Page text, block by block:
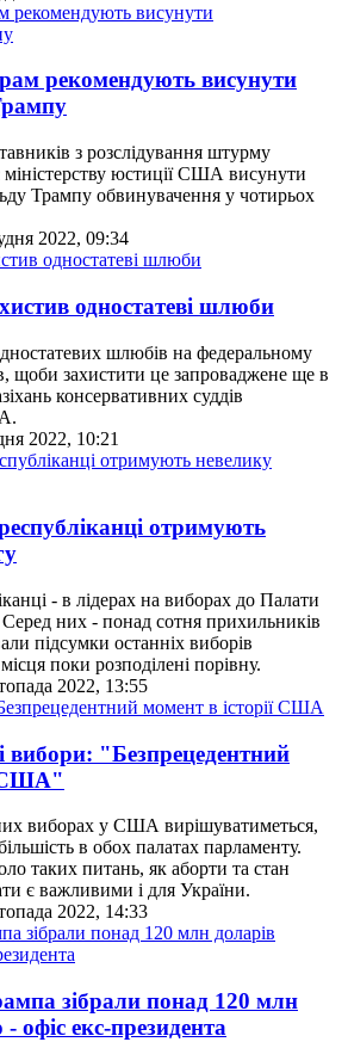
рекомендують висунути
з розслідування штурму
міністерству юстиції США висунути
Трампу обвинувачення у чотирьох
2022, 09:34
одностатеві шлюби
шлюбів на федеральному
щоби захистити це запроваджене ще в
консервативних суддів
2022, 10:21
отримують
- в лідерах на виборах до Палати
них - понад сотня прихильників
підсумки останніх виборів
поки розподілені порівну.
2022, 13:55
вибори: "Безпрецедентний
США"
виборах у США вирішуватиметься,
в обох палатах парламенту.
таких питань, як аборти та стан
є важливими і для України.
2022, 14:33
зібрали понад 120 млн
офіс екс-президента